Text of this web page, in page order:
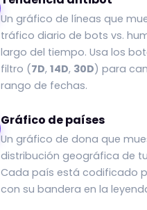
Un gráfico de líneas que
tráfico diario de bots vs.
largo del tiempo. Usa los
filtro (7D, 14D, 30D) para
rango de fechas.
Gráfico de países
Un gráfico de dona que
distribución geográfica de
Cada país está codificado
con su bandera en la